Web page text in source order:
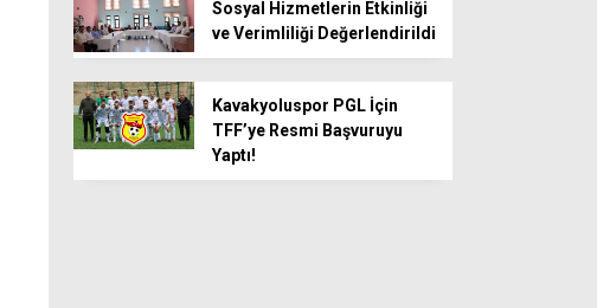
Sosyal Hizmetlerin Etkinliği
ve Verimliliği Değerlendirildi
Kavakyoluspor PGL İçin
TFF’ye Resmi Başvuruyu
Yaptı!